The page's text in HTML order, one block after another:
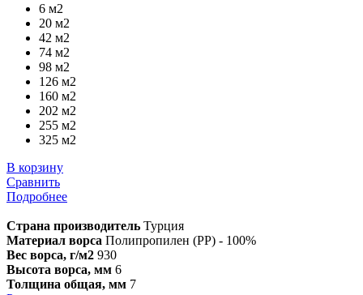
6 м2
20 м2
42 м2
74 м2
98 м2
126 м2
160 м2
202 м2
255 м2
325 м2
В корзину
Сравнить
Подробнее
Страна производитель Турция
Материал ворса Полипропилен (PP) - 100%
Вес ворса, г/м2 930
Высота ворса, мм 6
Толщина общая, мм 7